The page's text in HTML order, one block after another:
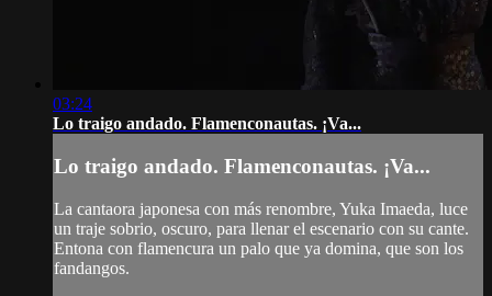
03:24
Lo traigo andado. Flamenconautas. ¡Va...
Lo traigo andado. Flamenconautas. ¡Va...
La cantaora japonesa con más renombre, Yuka Imaeda, luce
un traje sobrio, oscuro, para llenar el escenario con su cante.
Entona con flamencura un palo que ya domina, que son los
fandangos.